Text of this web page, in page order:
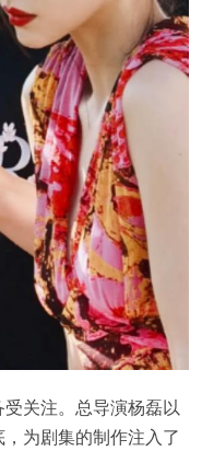
受关注。总导演杨磊以
为剧集的制作注入了